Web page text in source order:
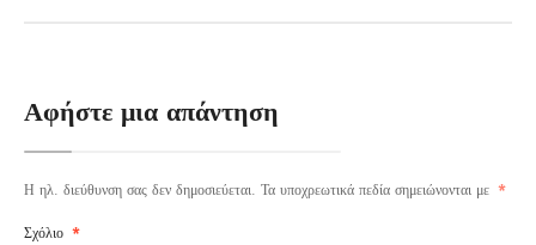
Αφήστε μια απάντηση
Η ηλ. διεύθυνση σας δεν δημοσιεύεται. Τα υποχρεωτικά πεδία σημειώνονται με *
Σχόλιο *